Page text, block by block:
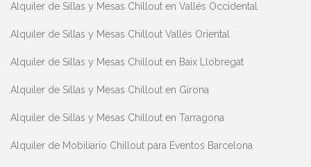
Alquiler de Sillas y Mesas Chillout en Vallés Occidental
Alquiler de Sillas y Mesas Chillout Vallés Oriental
Alquiler de Sillas y Mesas Chillout en Baix Llobregat
Alquiler de Sillas y Mesas Chillout en Girona
Alquiler de Sillas y Mesas Chillout en Tarragona
Alquiler de Mobiliario Chillout para Eventos Barcelona